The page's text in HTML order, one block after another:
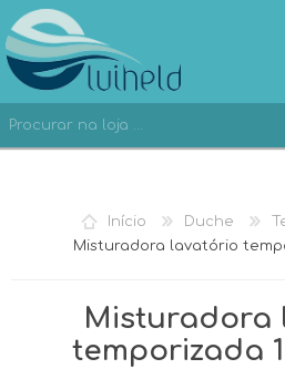
REGISTAR
ENTRAR
Início Duche
Misturadora lavatório
Misturadora
temporizada